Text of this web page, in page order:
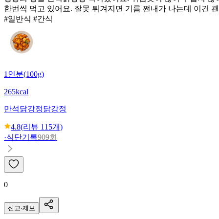
한번씩 먹고 있어요. 잘못 튀겨지면 기름 쩐내가 나는데 이건
#일반식 #간식
1인분(100g)
265kcal
만석닭강정닭강정
4.8(리뷰 115개)
·식단기록909회
0
신고·제보